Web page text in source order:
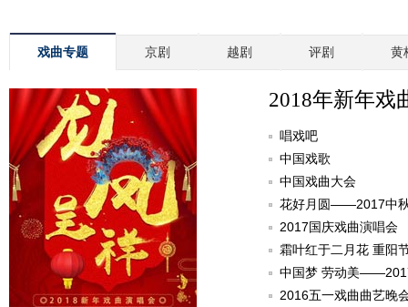
戏曲专题 京剧 越剧 评剧 黄
2018年新年戏
唱戏吧
中国戏歌
中国戏曲大会
花好月圆——2017中
2017国庆戏曲演唱会
霜叶红于二月花 重阳
中国梦 劳动美
2016五一戏曲曲艺晚